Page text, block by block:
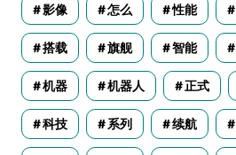
影像 怎么 性能
搭载 旗舰 智能
机器 机器人 正式
科技 系列 续航